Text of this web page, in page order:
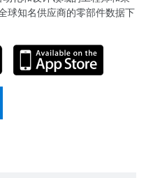
球知名供应商的零部件数据下